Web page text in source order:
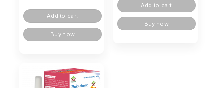
Add to cart
Buy now
Add to cart
Buy now